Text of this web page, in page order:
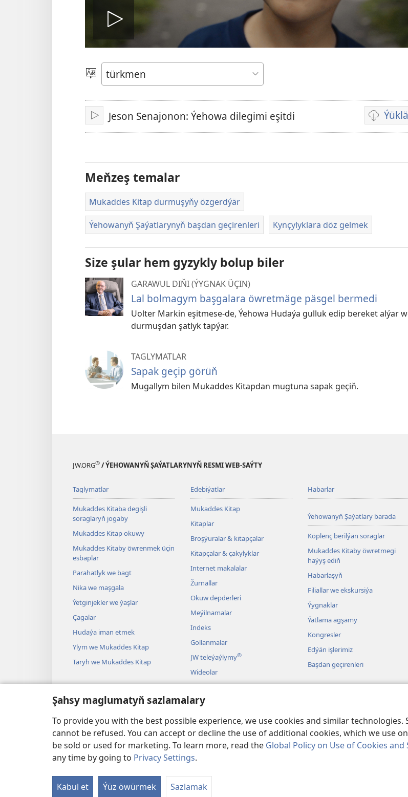
Şahsy maglumatyň sazlamalary
To provide you with the best possible experience, we use cookies and similar
cannot be refused. You can accept or decline the use of additional cookies, which we use
be sold or used for marketing. To learn more, read the Global Policy on Use of Cookies
any time by going to Privacy Settings.
Kabul et Ýüz öwürmek Sazlamak
Wideony
işlet
Dili
saýlaň
IşletJeson Senajonon: Ýehowa dilegimi eşitdi
Meňzeş temalar
Mukaddes Kitap durmuşyňy özgerdýär
Ýehowanyň Şaýatlarynyň başdan geçirenleri Kynçylyklara döz gelmek
Size şular hem gyzykly bolup biler
GARAWUL DIŇI (ÝYGNAK ÜÇIN)
Lal bolmagym başgalara öwretmäge päsgel bermedi
Uolter Markin eşitmese-de, Ýehowa Hudaýa gulluk edip bereket alýar
durmuşdan şatlyk tapýar.
TAGLYMATLAR
Sapak geçip görüň
Mugallym bilen Mukaddes Kitapdan mugtuna sapak geçiň.
JW.ORG® / ÝEHOWANYŇ ŞAÝATLARYNYŇ RESMI WEB-SAÝTY
Taglymatlar
Mukaddes Kitaba degişli
soraglaryň jogaby
Mukaddes Kitap okuwy
Mukaddes Kitaby öwrenmek üçin
esbaplar
Parahatlyk we bagt
Nika we maşgala
Ýetginjekler we ýaşlar
Çagalar
Hudaýa iman etmek
Ylym we Mukaddes Kitap
Taryh we Mukaddes Kitap
Edebiýatlar
Mukaddes Kitap
Kitaplar
Broşýuralar & kitapçalar
Kitapçalar & çakylyklar
Internet makalalar
Žurnallar
Okuw depderleri
Meýilnamalar
Indeks
Gollanmalar
JW teleýaýlymy®
Wideolar
Aýdym-sazlar
Dramalar
Mukaddes Kitabyň çeper okalyşy
Habarlar
Ýehowanyň Şaýatlary barada
Köplenç berilýän soraglar
Mukaddes Kitaby öwretmegi
haýyş ediň
Habarlaşyň
Filiallar we ekskursiýa
Ýygnaklar
Ýatlama agşamy
Kongresler
Edýän işlerimiz
Başdan geçirenleri
Copyright © 2026 Watch Tower Bible and Tract Society of Pennsylvania.